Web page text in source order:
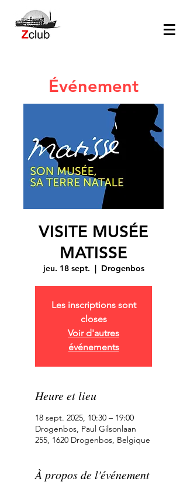
Événement
VISITE MUSÉE
MATISSE
jeu. 18 sept.
  |
Drogenbos
Les inscriptions sont
closes
Voir d'autres
événements
Heure et lieu
18 sept. 2025, 10:30 – 19:00
Drogenbos, Paul Gilsonlaan
255, 1620 Drogenbos, Belgique
À propos de l'événement